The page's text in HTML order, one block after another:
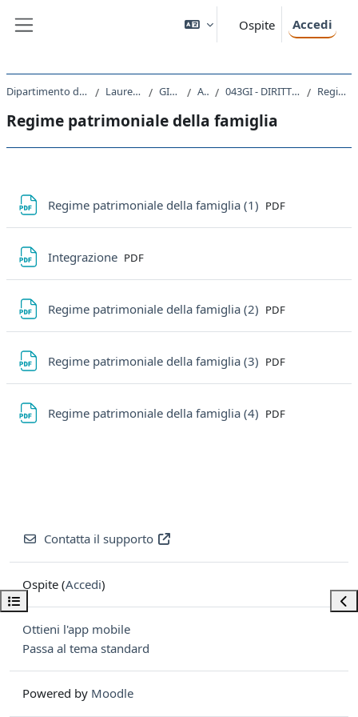
Ospite Accedi
Apri indice del corso
Dipartimento di Scienze Giuridiche, del Linguaggio, dell`Interpretazione e della Traduzione Laurea Magistrale Ciclo Unico 5 anni GI01 - GIURISPRUDENZA A.A. 2021 - 2022 043GI - DIRITTO DI FAMIGLIA E DELLE SUCCESSIONI IN EUROPA 2021 Regime patrimoniale della famiglia
Regime patrimoniale della famiglia
Regime patrimoniale della famiglia (1) File
PDF
Integrazione File
PDF
Regime patrimoniale della famiglia (2) File
PDF
Regime patrimoniale della famiglia (3) File
PDF
Regime patrimoniale della famiglia (4) File
PDF
Contatta il supporto
Ospite (Accedi)
Ottieni l'app mobile
Passa al tema standard
Powered by Moodle